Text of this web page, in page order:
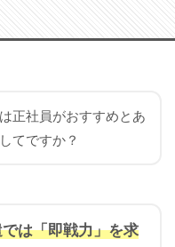
正社員がおすすめとあ
てですか？
は「即戦力」を求